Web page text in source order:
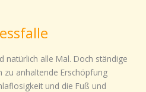
natürlich alle Mal. Doch ständige
zu anhaltende Erschöpfung
und die Fuß und